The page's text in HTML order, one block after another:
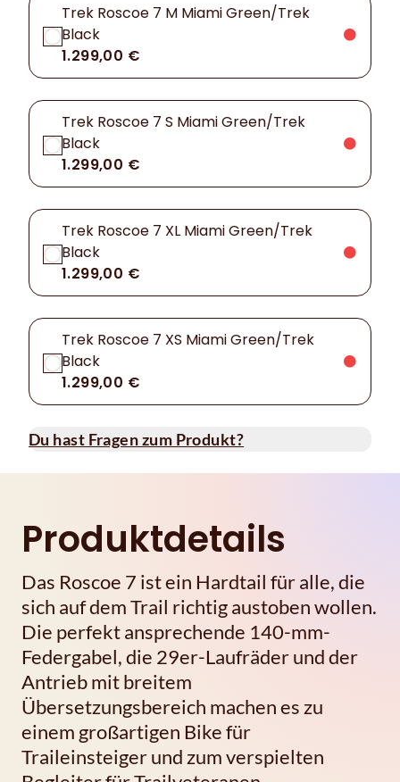
Trek Roscoe 7 M Miami Green/Trek
Black
1.299,00 €
Trek Roscoe 7 S Miami Green/Trek
Black
1.299,00 €
Trek Roscoe 7 XL Miami Green/Trek
Black
1.299,00 €
Trek Roscoe 7 XS Miami Green/Trek
Black
1.299,00 €
Du hast Fragen zum Produkt?
Produktdetails
Das Roscoe 7 ist ein Hardtail für alle, die
sich auf dem Trail richtig austoben wollen.
Die perfekt ansprechende 140-mm-
Federgabel, die 29er-Laufräder und der
Antrieb mit breitem
Übersetzungsbereich machen es zu
einem großartigen Bike für
Traileinsteiger und zum verspielten